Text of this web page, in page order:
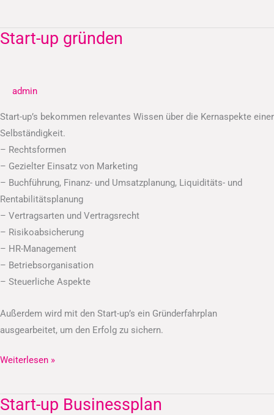
Start-up gründen
admin
Start-up’s bekommen relevantes Wissen über die Kernaspekte einer
Selbständigkeit.
– Rechtsformen
– Gezielter Einsatz von Marketing
– Buchführung, Finanz- und Umsatzplanung, Liquiditäts- und
Rentabilitätsplanung
– Vertragsarten und Vertragsrecht
– Risikoabsicherung
– HR-Management
– Betriebsorganisation
– Steuerliche Aspekte
Außerdem wird mit den Start-up’s ein Gründerfahrplan
ausgearbeitet, um den Erfolg zu sichern.
Start-
Weiterlesen »
Start-up Businessplan
Start-